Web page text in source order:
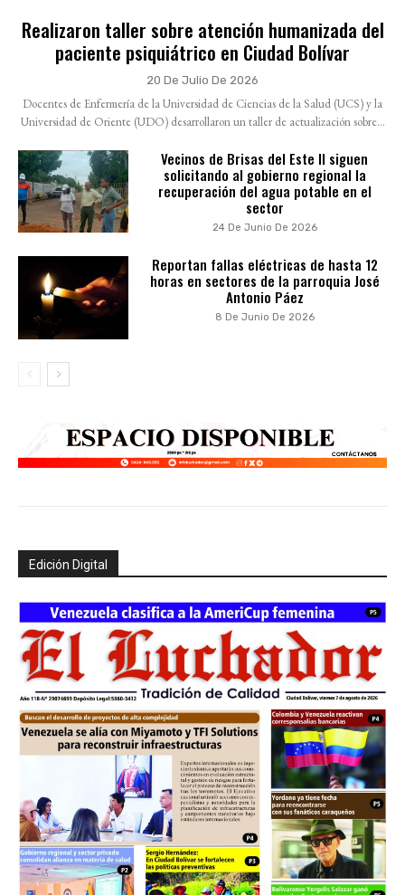
Realizaron taller sobre atención humanizada del
paciente psiquiátrico en Ciudad Bolívar
20 De Julio De 2026
Docentes de Enfermería de la Universidad de Ciencias de la Salud (UCS) y la
Universidad de Oriente (UDO) desarrollaron un taller de actualización sobre...
Vecinos de Brisas del Este II siguen
solicitando al gobierno regional la
recuperación del agua potable en el
sector
24 De Junio De 2026
Reportan fallas eléctricas de hasta 12
horas en sectores de la parroquia José
Antonio Páez
8 De Junio De 2026
Edición Digital